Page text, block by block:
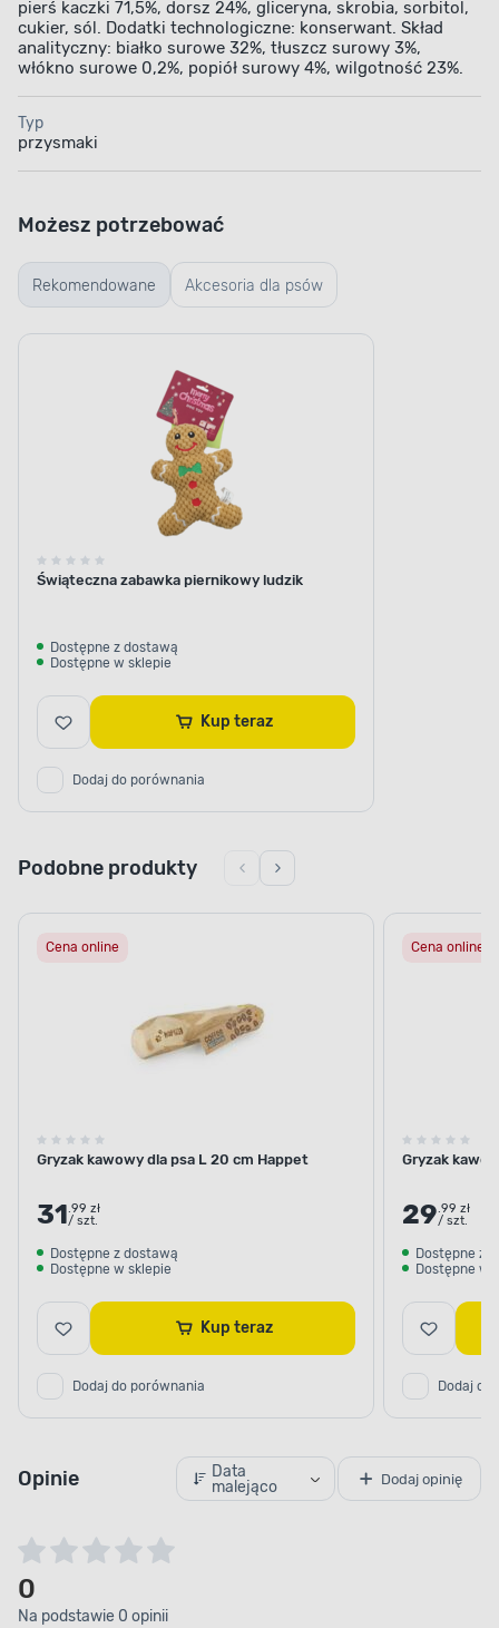
pierś kaczki 71,5%, dorsz 24%, gliceryna, skrobia, sorbitol,
cukier, sól. Dodatki technologiczne: konserwant. Skład
analityczny: białko surowe 32%, tłuszcz surowy 3%,
włókno surowe 0,2%, popiół surowy 4%, wilgotność 23%.
Typ
przysmaki
Rekomendowane Akcesoria dla psów
Możesz potrzebować
Świąteczna zabawka piernikowy ludzik
Dostępne z dostawą
Dostępne w sklepie
Kup teraz
Dodaj do porównania
Podobne produkty
Cena online
Gryzak kawowy dla psa L 20 cm Happet
31.99 zł
/ szt.
Dostępne z dostawą
Dostępne w sklepie
Kup teraz
Dodaj do porównania
Cena online
Gryzak
29.99 zł
/ szt.
Dostępne z
Dostępne w
Dodaj do
Opinie
Data
malejąco
Dodaj opinię
0
Na podstawie 0 opinii